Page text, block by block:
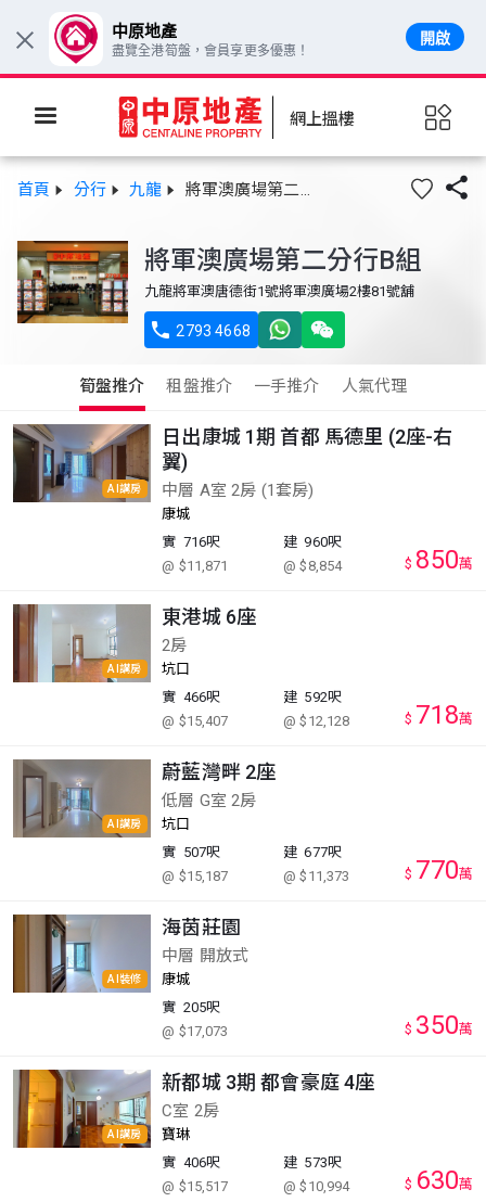
網上搵樓
首頁 分行 九龍 將軍澳廣場第二分行B組 
將軍澳廣場第二分行B組
九龍將軍澳唐德街1號將軍澳廣場2樓81號舖
 2793 4668
筍盤推介 租盤推介 一手推介 人氣代理
AI講房
日出康城 1期 首都 馬德里 (2座-右
翼)
中層 A室 2房 (1套房)
康城
實 716呎
@ $11,871
建 960呎
@ $8,854
$ 850萬
AI講房
東港城 6座
2房
坑口
實 466呎
@ $15,407
建 592呎
@ $12,128
$ 718萬
AI講房
蔚藍灣畔 2座
低層 G室 2房
坑口
實 507呎
@ $15,187
建 677呎
@ $11,373
$ 770萬
AI裝修
海茵莊園
中層 開放式
康城
實 205呎
@ $17,073
$ 350萬
AI講房
新都城 3期 都會豪庭 4座
C室 2房
寶琳
實 406呎
@ $15,517
建 573呎
@ $10,994
$ 630萬
× 中原地產
盡覽全港筍盤，會員享更多優惠！
開啟